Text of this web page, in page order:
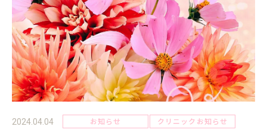
2024.04.04 お知らせ クリニックお知らせ